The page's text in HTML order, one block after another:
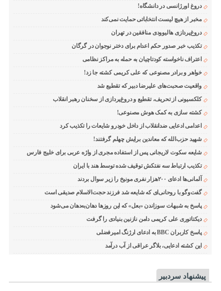
دروغ اورژانسی در دانشگاه!
مخبر از هیچ لیست انتخاباتی حمایت نمی‌کند
دروغ‌پردازی هالیوودی منافقین در تهران
تکذیب خبر صدور حکم اعدام برای دختر نوجوان در گرگان
اعتراف ناخواسته کودتاچیان به حمله به مراکز نظامی
خواهر و برادر مصنوعی که علی کریمی کشته جا زد!
واقعیت صحبت‌های علیرضا دبیر که تقطیع شد
کلکسیونی از تحریف، تقطیع و دروغ‌پردازی از سخنان رهبر انقلاب
کشته سازی به کمک هوش مصنوعی!
اعدامی ادعایی ضدانقلاب از داخل خودرو شایعات را تکذیب کرد
شهید حزب‌الله که معاندین برایش چهلم گرفتند!
شایعه سکوت لاریجانی پس از استفاده مجری از واژه عربی برای خلیج فارس
تکذیب ارتباط سه نفتکش توقیف شده توسط هند با ایران
آلمانی‌ها ادعای ۲۰۰هزار نفری مونیخ را زیر سوال بردند
گفت‌وگو با روحانی‌ای که شایعه شد فرزند حجت‌الاسلام صدیقی است
پاسخ به شبهات سوزاندن «بعل» که این روزها دهان‌به‌دهان می‌شود
دیکتاتوری علی کریمی دامن نازنین بنیادی را گرفت
پاسخ کاربران BBC به ادعای ارژنگ امیرفضلی
این کشته ادعایی، بلاگر عراقی از آب درآمد
پیشنهاد سردبیر